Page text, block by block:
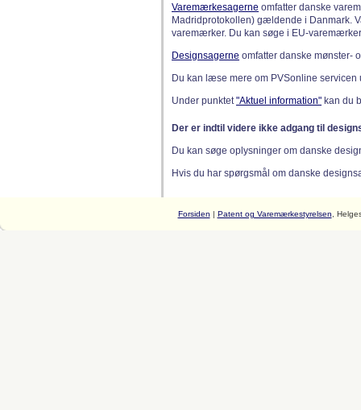
Varemærkesagerne omfatter danske
Madridprotokollen) gældende i Danmark.
varemærker. Du kan søge i EU-
Designsagerne omfatter danske mønster-
Du kan læse mere om PVSonline
Under punktet"Aktuel information" kan du
Der er indtil videre ikke adgang til
Du kan søge oplysninger om danske
Hvis du har spørgsmål om danske
Forsiden | Patent og Varemærkestyrelsen ,